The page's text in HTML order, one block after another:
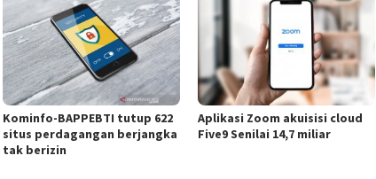
Kominfo-BAPPEBTI tutup 622
situs perdagangan berjangka
tak berizin
Aplikasi Zoom akuisisi cloud
Five9 Senilai 14,7 miliar